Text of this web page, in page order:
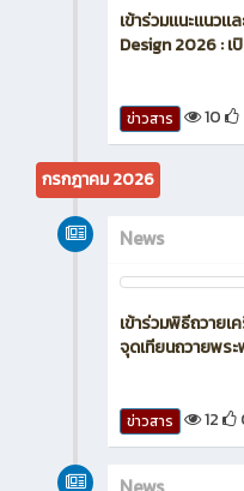
เข้าร่วมเเนะเเน
Design 2026 :
ข่าวสาร 10
กรกฎาคม 2026
News
เข้าร่วมพิธีถวาย
จุดเทียนถวายพร
ข่าวสาร 12